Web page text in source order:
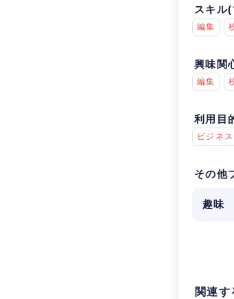
スキル
編集
興味関
編集
利用目
ビジネ
その他
趣味
関連す